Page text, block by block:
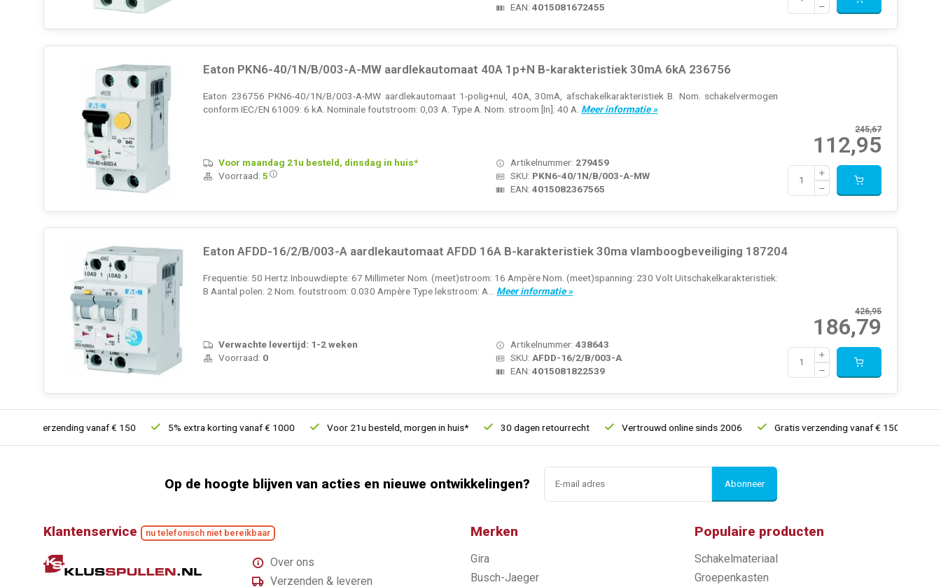
EAN:4015081672455
Eaton PKN6-40/1N/B/003-A-MW aardlekautomaat 40A 1p+N B-karakteristiek 30mA 6kA 236756
Eaton 236756 PKN6-40/1N/B/003-A-MW aardlekautomaat 1-polig+nul, 40A, 30mA, afschakelkarakteristiek B. Nom. schakelvermogen
conform IEC/EN 61009: 6 kA. Nominale foutstroom: 0,03 A. Type A. Nom. stroom [In]: 40 A. Meer informatie »
245,67
112,95
Artikelnummer: 279459
SKU: PKN6-40/1N/B/003-A-MW
EAN:4015082367565
Voor maandag 21u besteld, dinsdag in huis*
Voorraad: 5
Eaton AFDD-16/2/B/003-A aardlekautomaat AFDD 16A B-karakteristiek 30ma vlamboogbeveiliging 187204
Frequentie: 50 Hertz Inbouwdiepte: 67 Millimeter Nom. (meet)stroom: 16 Ampère Nom. (meet)spanning: 230 Volt Uitschakelkarakteristiek:
B Aantal polen: 2 Nom. foutstroom: 0.030 Ampère Type lekstroom: A... Meer informatie »
426,95
186,79
Artikelnummer:438643
SKU: AFDD-16/2/B/003-A
EAN:4015081822539
Verwachte levertijd: 1-2 weken
Voorraad: 0
vanaf € 150 5% extra korting vanaf € 1000 Voor 21u besteld, morgen in huis* 30 dagen retourrecht Vertrouwd online sinds 2006 Gratis verzending vanaf € 150 5% extra
Op de hoogte blijven van acties en nieuwe ontwikkelingen? Abonneer
Klantenservice nu telefonisch niet bereikbaar
Over ons
Verzenden & leveren
Merken
Gira
Busch-Jaeger
Populaire producten
Schakelmateriaal
Groepenkasten